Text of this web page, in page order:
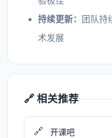
持续更新：
团队持
术发展
🔗 相关推荐
🔗 开课吧